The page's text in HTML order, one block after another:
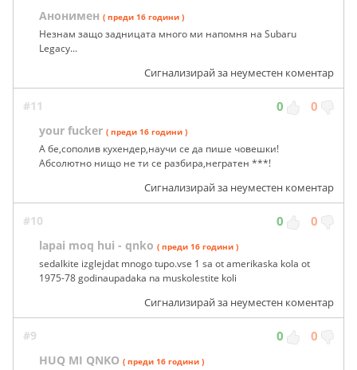
Анонимен ( преди 16 години )
Незнам защо задницата много ми напомня на Subaru
Legacy...
Сигнализирай за неуместен коментар
#11 0 0
your fucker ( преди 16 години )
А бе,сополив кухендер,научи се да пише човешки!
Абсолютно нищо не ти се разбира,негратен ***!
Сигнализирай за неуместен коментар
#10 0 0
lapai moq hui - qnko ( преди 16 години )
sedalkite izglejdat mnogo tupo.vse 1 sa ot amerikaska kola ot
1975-78 godinaupadaka na muskolestite koli
Сигнализирай за неуместен коментар
#9 0 0
HUQ MI QNKO ( преди 16 години )